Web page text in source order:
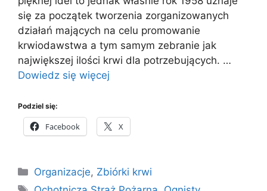
się za początek tworzenia zorganizowanych
działań mających na celu promowanie
krwiodawstwa a tym samym zebranie jak
największej ilości krwi dla potrzebujących. …
Dowiedz się więcej
Podziel się:
Facebook X
Kategorie
Organizacje, Zbiórki krwi
Tagi